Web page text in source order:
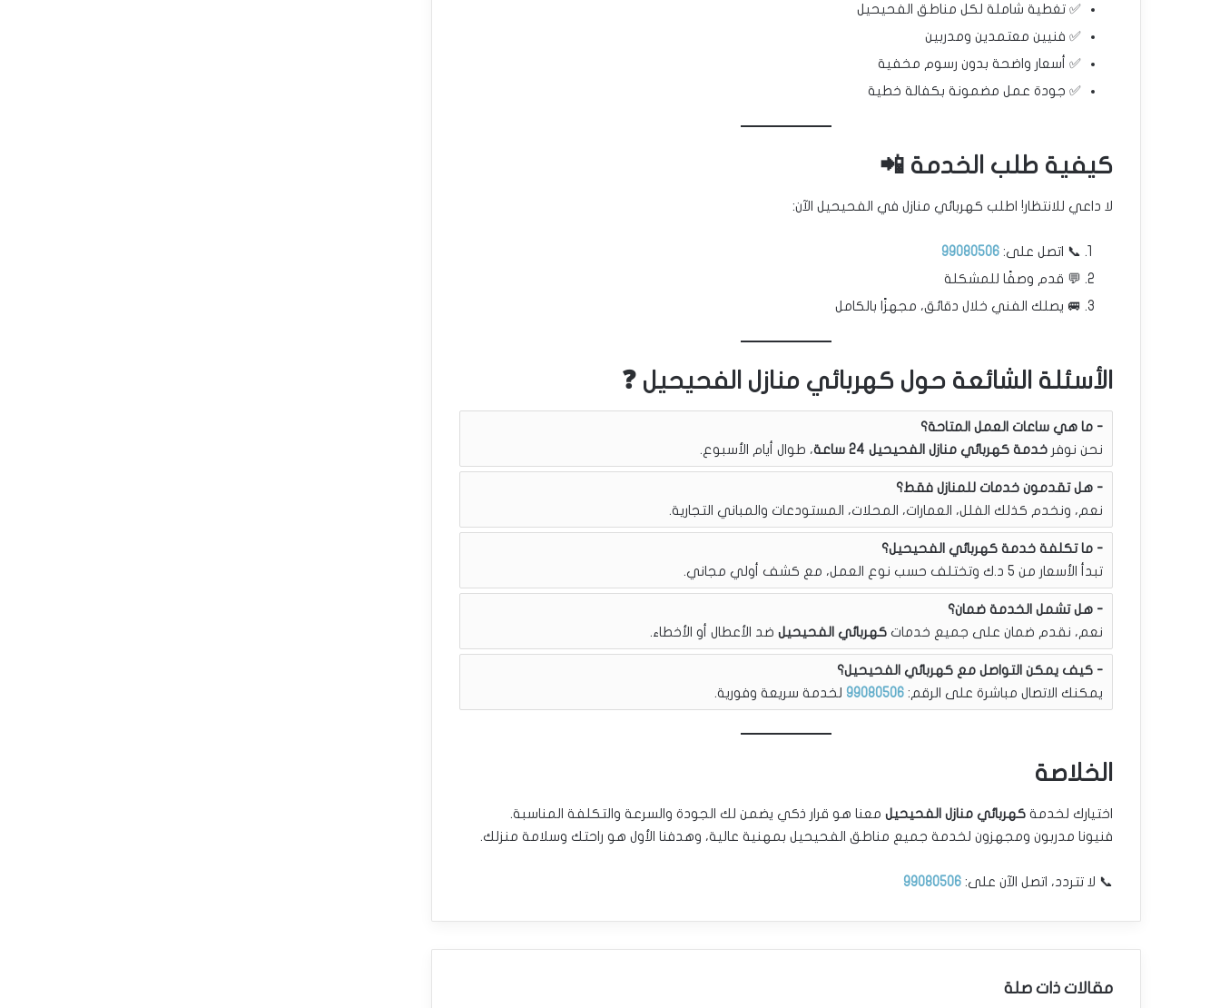
✅ تغطية شاملة لكل مناطق الفحيحيل
✅ فنيين معتمدين ومدربين
✅ أسعار واضحة بدون رسوم مخفية
✅ جودة عمل مضمونة بكفالة خطية
كيفية طلب الخدمة 📲
لا داعي للانتظار! اطلب كهربائي منازل في الفحيحيل الآن:
📞 اتصل على: 99080506
💬 قدم وصفًا للمشكلة
🚐 يصلك الفني خلال دقائق، مجهزًا بالكامل
الأسئلة الشائعة حول كهربائي منازل الفحيحيل ❓
ما هي ساعات العمل المتاحة؟
نحن نوفر خدمة كهربائي منازل الفحيحيل 24 ساعة ، طوال أيام الأسبوع.
هل تقدمون خدمات للمنازل فقط؟
نعم، ونخدم كذلك الفلل، العمارات، المحلات، المستودعات والمباني التجارية.
ما تكلفة خدمة كهربائي الفحيحيل؟
تبدأ الأسعار من 5 د.ك وتختلف حسب نوع العمل، مع كشف أولي مجاني.
هل تشمل الخدمة ضمان؟
نعم، نقدم ضمان على جميع خدمات كهربائي الفحيحيل ضد الأعطال أو الأخطاء.
كيف يمكن التواصل مع كهربائي الفحيحيل؟
يمكنك الاتصال مباشرة على الرقم: 99080506 لخدمة سريعة وفورية.
الخلاصة
اختيارك لخدمة كهربائي منازل الفحيحيل معنا هو قرار ذكي يضمن لك الجودة والسرعة والتكلفة المناسبة.
فنيونا مدربون ومجهزون لخدمة جميع مناطق الفحيحيل بمهنية عالية، وهدفنا الأول هو راحتك وسلامة منزلك.
📞 لا تتردد، اتصل الآن على: 99080506
مقالات ذات صلة